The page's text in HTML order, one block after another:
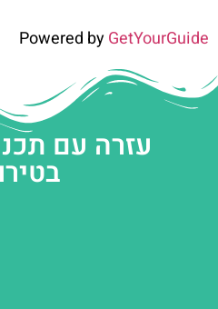
Powered byGetYourGuide
עזרה עם